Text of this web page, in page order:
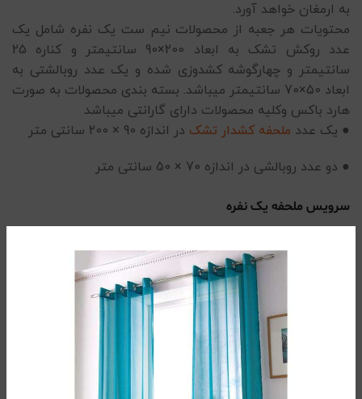
به ارمغان خواهد آورد.
محتویات هر جعبه از محصولات نیم ست یک نفره شامل یک
عدد روکش تشک به ابعاد 200×90 سانتیمتر و کناره 25
سانتیمتر و چهارگوشه کشدوزی شده و یک عدد روبالشتی به
ابعاد 50×70 سانتیمتر میباشد. بسته بندی محصولات به صورت
هارد باکس وکلیه محصولات دارای گارانتی میباشد
● یک عدد ملحفه کشدار تشک در اندازه 90 × 200 سانتی متر
● دو عدد روبالشی در اندازه 70 × 50 سانتی‌ متر
سرویس ملحفه یک نفره
توضیحات تکمیلی